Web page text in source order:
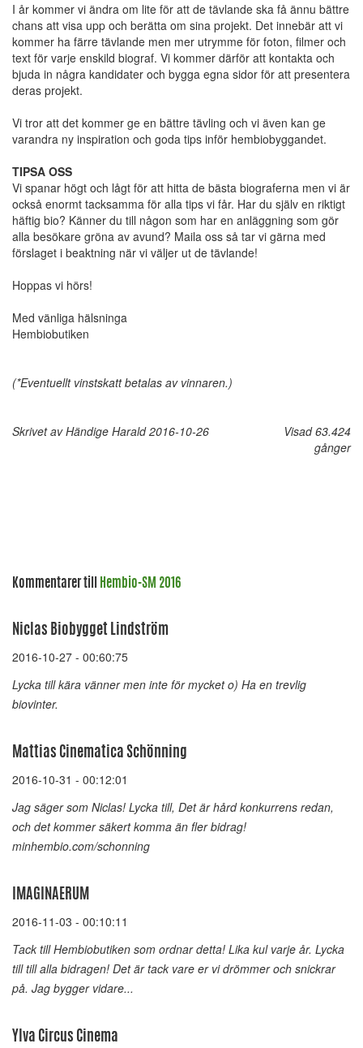
I år kommer vi ändra om lite för att de tävlande ska få ännu bättre
chans att visa upp och berätta om sina projekt. Det innebär att vi
kommer ha färre tävlande men mer utrymme för foton, filmer och
text för varje enskild biograf. Vi kommer därför att kontakta och
bjuda in några kandidater och bygga egna sidor för att presentera
deras projekt.
Vi tror att det kommer ge en bättre tävling och vi även kan ge
varandra ny inspiration och goda tips inför hembiobyggandet.
TIPSA OSS
Vi spanar högt och lågt för att hitta de bästa biograferna men vi är
också enormt tacksamma för alla tips vi får. Har du själv en riktigt
häftig bio? Känner du till någon som har en anläggning som gör
alla besökare gröna av avund? Maila oss så tar vi gärna med
förslaget i beaktning när vi väljer ut de tävlande!
Hoppas vi hörs!
Med vänliga hälsninga
Hembiobutiken
(*Eventuellt vinstskatt betalas av vinnaren.)
Skrivet av Händige Harald 2016-10-26
Visad 63.424
gånger
Kommentarer till Hembio-SM 2016
Niclas Biobygget Lindström
2016-10-27 - 00:60:75
Lycka till kära vänner men inte för mycket o) Ha en trevlig
biovinter.
Mattias Cinematica Schönning
2016-10-31 - 00:12:01
Jag säger som Niclas! Lycka till, Det är hård konkurrens redan,
och det kommer säkert komma än fler bidrag!
minhembio.com/schonning
IMAGINAERUM
2016-11-03 - 00:10:11
Tack till Hembiobutiken som ordnar detta! Lika kul varje år. Lycka
till till alla bidragen! Det är tack vare er vi drömmer och snickrar
på. Jag bygger vidare...
Ylva Circus Cinema